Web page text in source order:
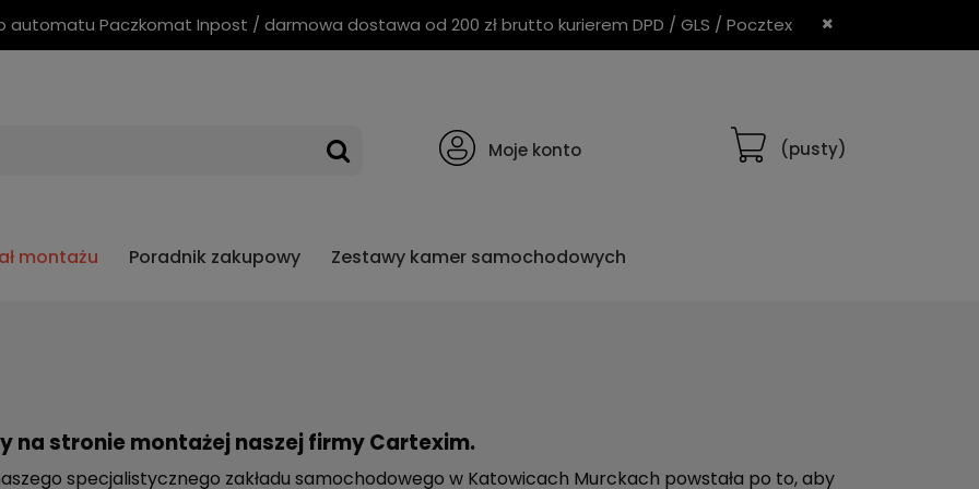
automatu Paczkomat Inpost / darmowa dostawa od 200 zł brutto kurierem DPD / GLS / Pocztex
Moje konto (pusty)
montażu Poradnik zakupowy Zestawy kamer samochodowych
na stronie montażej naszej firmy Cartexim.
specjalistycznego zakładu samochodowego w Katowicach Murckach powstała po to, aby